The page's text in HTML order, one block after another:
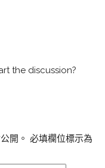
the discussion?
開。 必填欄位標示為